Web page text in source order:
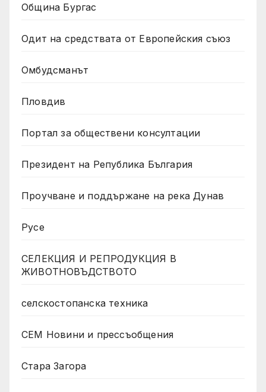
Община Бургас
Одит на средствата от Европейския съюз
Омбудсманът
Пловдив
Портал за обществени консултации
Президент на Република България
Проучване и поддържане на река Дунав
Русе
СЕЛЕКЦИЯ И РЕПРОДУКЦИЯ В
ЖИВОТНОВЪДСТВОТО
селскостопанска техника
СЕМ Новини и прессъобщения
Стара Загора